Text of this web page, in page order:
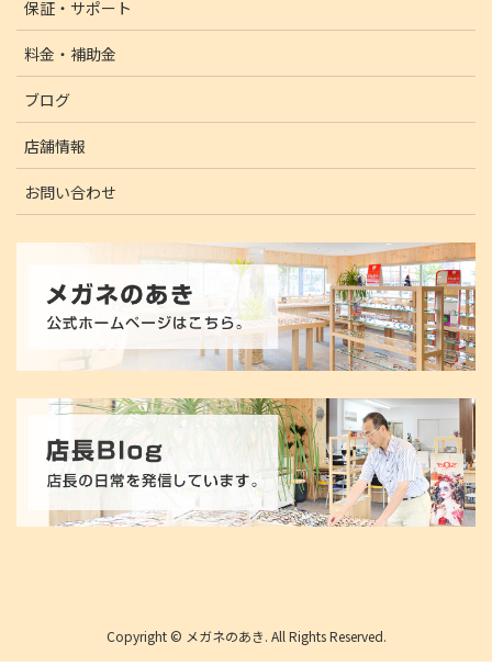
保証・サポート
料金・補助金
ブログ
店舗情報
お問い合わせ
Copyright © メガネのあき. All Rights Reserved.